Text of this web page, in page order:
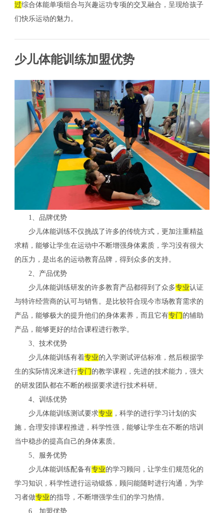
过综合体能单项组合与兴趣运功专项的交叉融合，呈现给孩子
们快乐运动的魅力。
少儿体能训练加盟优势
1、品牌优势
少儿体能训练不仅挑战了许多的传统方式，更加注重精益
求精，能够让学生在运动中不断增强身体素质，学习没有很大
的压力，是出名的运动教育品牌，得到众多的支持。
2、产品优势
少儿体能训练研发的许多教育产品都得到了众多专业认证
与特许经营商的认可与销售。是比较符合现今市场教育需求的
产品，能够极大的提升他们的身体素养，而且它有专门 的辅助
产品，能够更好的结合课程进行教学。
3、技术优势
少儿体能训练有着专业的入学测试评估标准，然后根据学
生的实际情况来进行专门 的教学课程，先进的技术能力，强大
的研发团队都在不断的根据要求进行技术科研。
4、训练优势
少儿体能训练测试要求专业 ，科学的进行学习计划的实
施，合理安排课程推进，科学性强，能够让学生在不断的培训
当中稳步的提高自己的身体素质。
5、服务优势
少儿体能训练配备有专业的学习顾问，让学生们规范化的
学习知识，科学性进行运动锻炼，顾问能随时进行沟通，为学
习者做专业的指导，不断增强学生们的学习热情。
6、加盟优势